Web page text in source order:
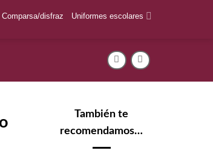
Comparsa/disfraz Uniformes escolares
También te
recomendamos…